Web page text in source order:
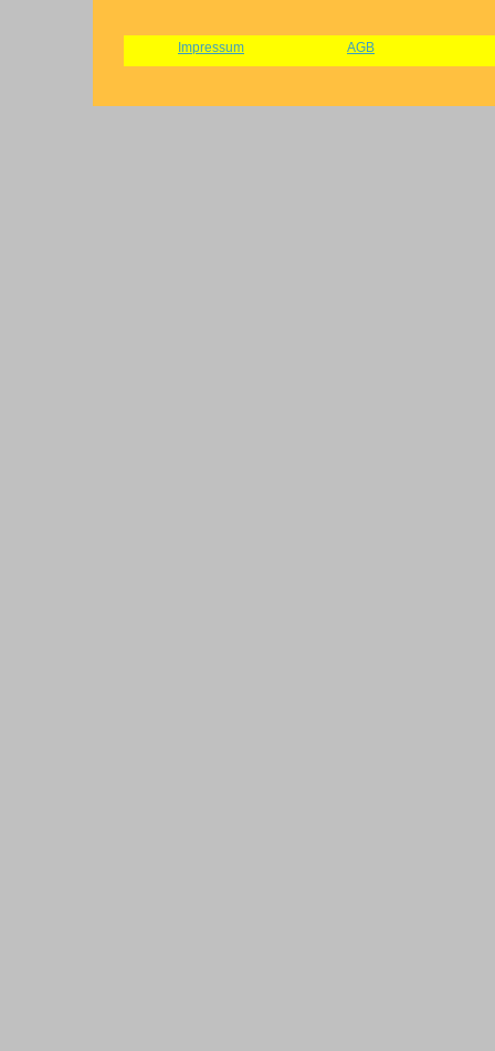
Impressum AGB